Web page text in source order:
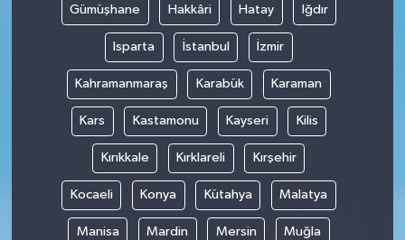
Gümüşhane Hakkâri Hatay Iğdır
Isparta İstanbul İzmir
Kahramanmaraş Karabük Karaman
Kars Kastamonu Kayseri Kilis
Kırıkkale Kırklareli Kırşehir
Kocaeli Konya Kütahya Malatya
Manisa Mardin Mersin Muğla